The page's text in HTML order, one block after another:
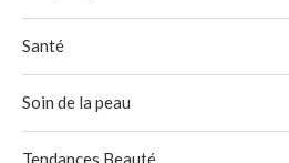
Santé
Soin de la peau
Tendances Beauté